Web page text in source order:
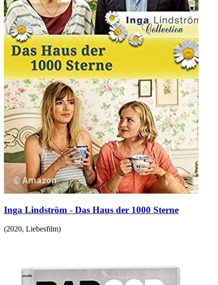
Inga Lindström - Das Haus der 1000 Sterne
(2020, Liebesfilm)